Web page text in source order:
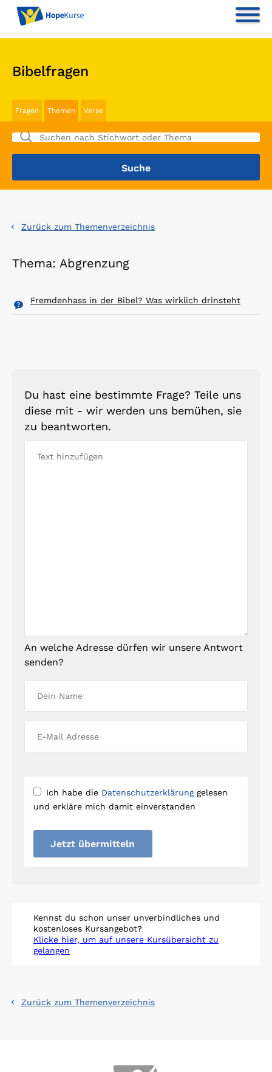
Bibelfragen
Fragen Themen Verse
Zurück zum Themenverzeichnis
Thema: Abgrenzung
Fremdenhass in der Bibel? Was wirklich drinsteht
Du hast eine bestimmte Frage? Teile uns
diese mit - wir werden uns bemühen, sie
zu beantworten.
An welche Adresse dürfen wir unsere Antwort
senden?
Ich habe die Datenschutzerklärunggelesen
und erkläre mich damit einverstanden
Jetzt übermitteln
Kennst du schon unser unverbindliches und
kostenloses Kursangebot?
Klicke hier, um auf unsere Kursübersicht zu
gelangen
Zurück zum Themenverzeichnis